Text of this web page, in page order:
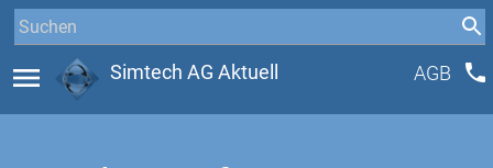
menu Simtech AG Aktuell AGB phone